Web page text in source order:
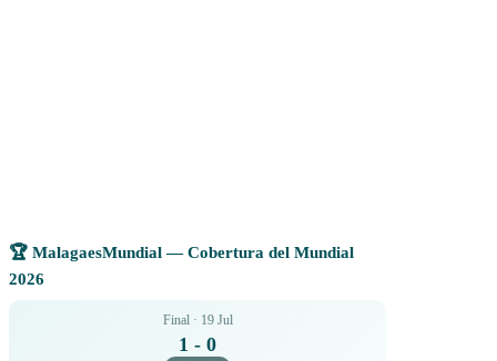
🏆 MalagaesMundial — Cobertura del Mundial
2026
Final · 19 Jul
1 - 0